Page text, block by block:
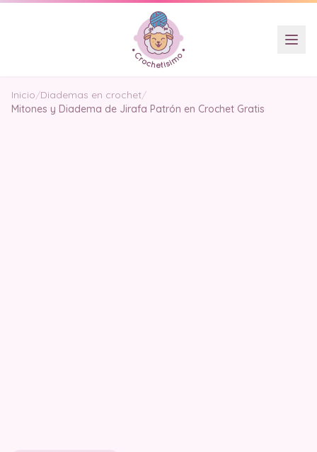
Inicio/Diademas en crochet/
Mitones y Diadema de Jirafa Patrón en Crochet Gratis